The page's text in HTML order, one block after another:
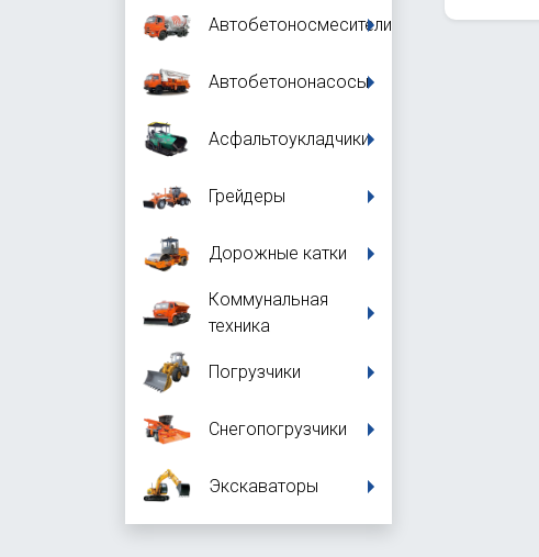
Автобетоносмесители
Автобетононасосы
Асфальтоукладчики
Грейдеры
Дорожные катки
Коммунальная
техника
Погрузчики
Снегопогрузчики
Экскаваторы